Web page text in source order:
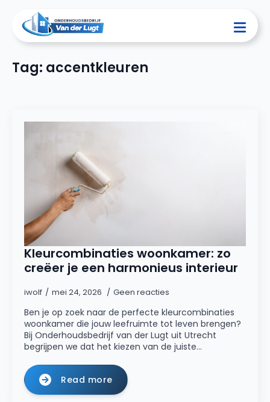
Tag: accentkleuren
Kleurcombinaties woonkamer: zo
creëer je een harmonieus interieur
iwolf mei 24, 2026 Geen reacties
Ben je op zoek naar de perfecte kleurcombinaties
woonkamer die jouw leefruimte tot leven brengen?
Bij Onderhoudsbedrijf van der Lugt uit Utrecht
begrijpen we dat het kiezen van de juiste…
Read more